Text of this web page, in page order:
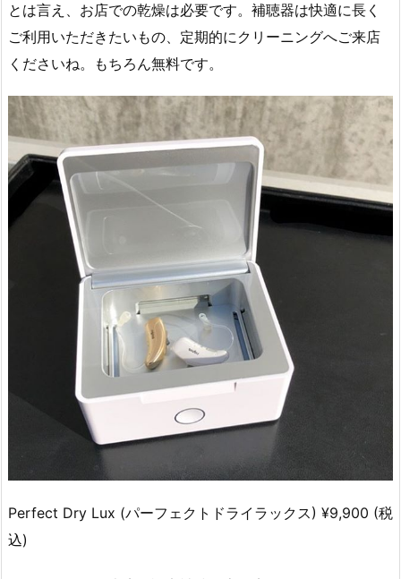
とは言え、お店での乾燥は必要です。補聴器は快適に長く
ご利用いただきたいもの、定期的にクリーニングへご来店
くださいね。もちろん無料です。
Perfect Dry Lux (パーフェクトドライラックス) ¥9,900 (税
込)